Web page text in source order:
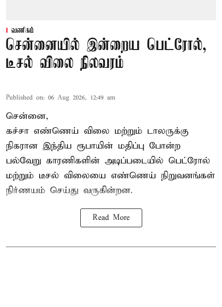
வணிகம்
சென்னையில் இன்றைய பெட்ரோல்,
டீசல் விலை நிலவரம்
Published on: 06 Aug 2026, 12:49 am
சென்னை,
கச்சா எண்ணெய் விலை மற்றும் டாலருக்கு
நிகரான இந்திய ரூபாயின் மதிப்பு போன்ற
பல்வேறு காரணிகளின் அடிப்படையில் பெட்ரோல்
மற்றும் டீசல் விலையை எண்ணெய் நிறுவனங்கள்
நிர்ணயம் செய்து வருகின்றன.
Read More